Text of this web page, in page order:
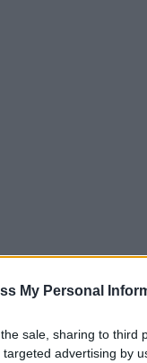
My Personal
sale, sharing to third
advertising by
zavarok